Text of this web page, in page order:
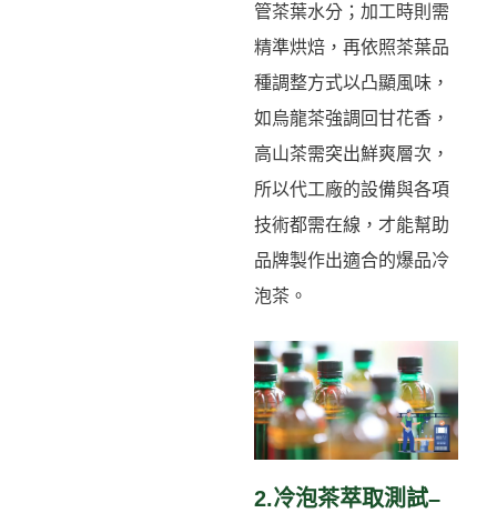
管茶葉水分；加工時則需
精準烘焙，再依照茶葉品
種調整方式以凸顯風味，
如烏龍茶強調回甘花香，
高山茶需突出鮮爽層次，
所以代工廠的設備與各項
技術都需在線，才能幫助
品牌製作出適合的爆品冷
泡茶。
2.冷泡茶萃取測試–